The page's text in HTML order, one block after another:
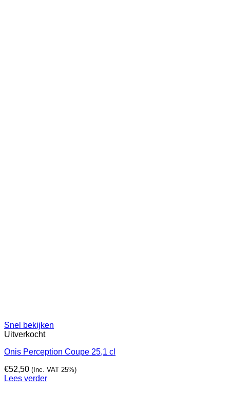
Snel bekijken
Uitverkocht
Onis Perception Coupe 25,1 cl
€52,50 (Inc. VAT 25%)
Lees verder